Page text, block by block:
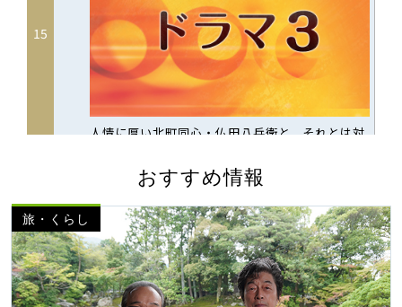
おすすめ情報
旅・くらし